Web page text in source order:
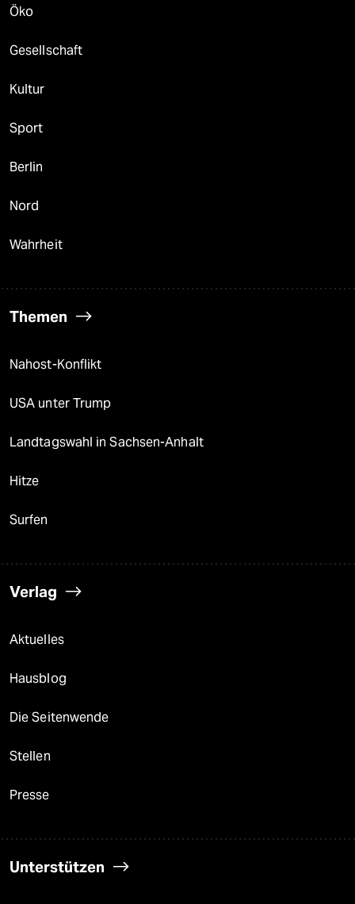
Öko
Gesellschaft
Kultur
Sport
Berlin
Nord
Wahrheit
Themen
Nahost-Konflikt
USA unter Trump
Landtagswahl in Sachsen-Anhalt
Hitze
Surfen
Verlag
Aktuelles
Hausblog
Die Seitenwende
Stellen
Presse
Unterstützen